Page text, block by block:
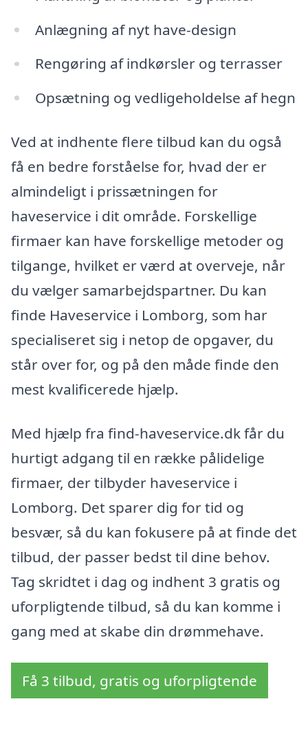
Anlægning af nyt have-design
Rengøring af indkørsler og terrasser
Opsætning og vedligeholdelse af hegn
Ved at indhente flere tilbud kan du også
få en bedre forståelse for, hvad der er
almindeligt i prissætningen for
haveservice i dit område. Forskellige
firmaer kan have forskellige metoder og
tilgange, hvilket er værd at overveje, når
du vælger samarbejdspartner. Du kan
finde Haveservice i Lomborg, som har
specialiseret sig i netop de opgaver, du
står over for, og på den måde finde den
mest kvalificerede hjælp.
Med hjælp fra find-haveservice.dk får du
hurtigt adgang til en række pålidelige
firmaer, der tilbyder haveservice i
Lomborg. Det sparer dig for tid og
besvær, så du kan fokusere på at finde det
tilbud, der passer bedst til dine behov.
Tag skridtet i dag og indhent 3 gratis og
uforpligtende tilbud, så du kan komme i
gang med at skabe din drømmehave.
Få 3 tilbud, gratis og uforpligtende